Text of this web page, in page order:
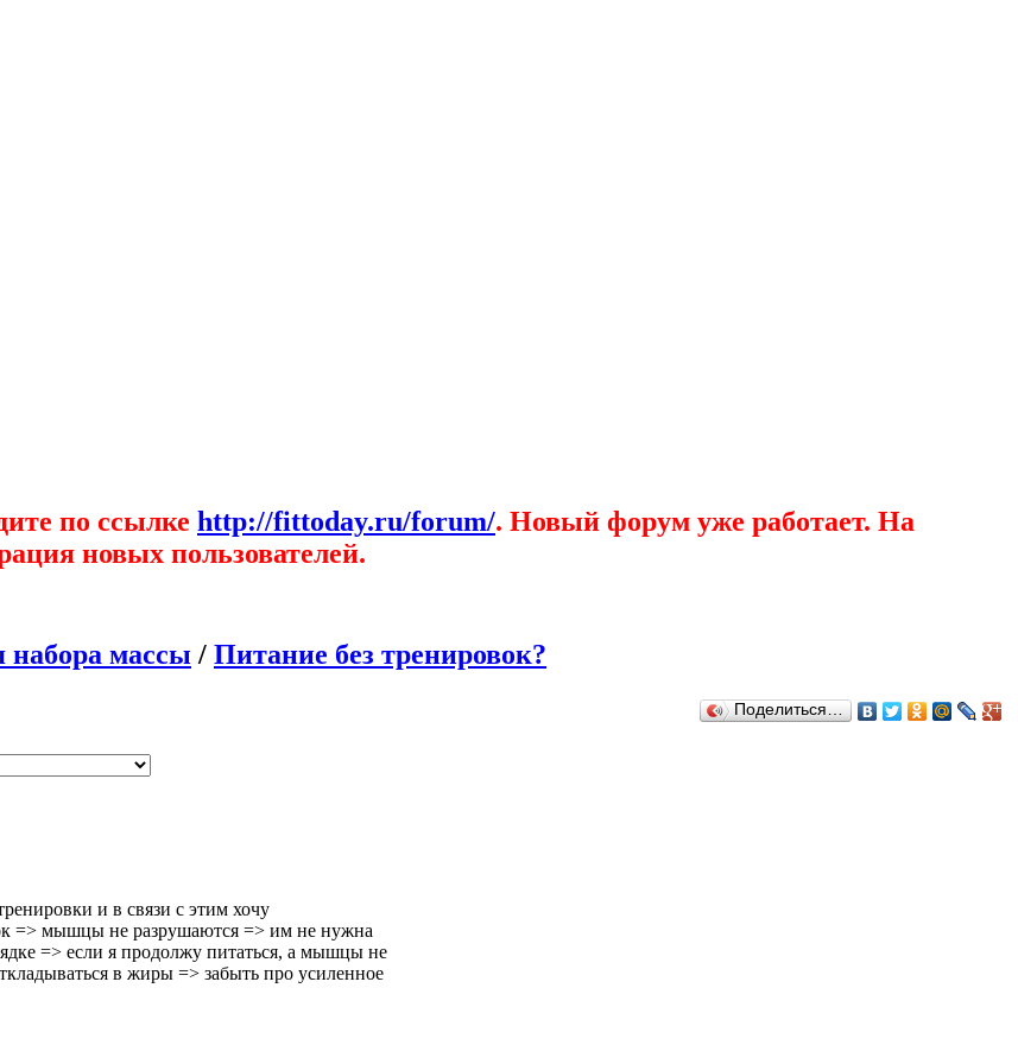
по ссылке http://fittoday.ru/forum/. Новый форум уже работает. На
новых пользователей.
набора массы / Питание без тренировок?
Поделиться…
и в связи с этим хочу
=> мышцы не разрушаются => им не нужна
=> если я продолжу питаться, а мышцы не
в жиры => забыть про усиленное